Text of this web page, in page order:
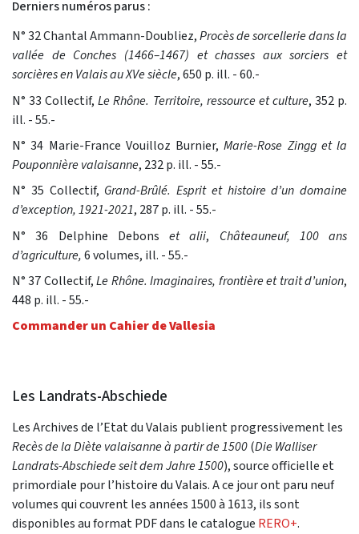
Derniers numéros parus :
N° 32 Chantal Ammann-Doubliez,Procès de sorcellerie dans la
vallée de Conches (1466–1467) et chasses aux sorciers et
sorcières en Valais au XVe siècle, 650 p. ill. - 60.-
N° 33 Collectif,Le Rhône. Territoire, ressource et culture, 352 p.
ill. - 55.-
N° 34 Marie-France Vouilloz Burnier, Marie-Rose Zingg et la
Pouponnière valaisanne, 232 p. ill. - 55.-
N° 35 Collectif, Grand-Brûlé. Esprit et histoire d’un domaine
d’exception, 1921-2021, 287 p. ill. - 55.-
N° 36 Delphine Debons et alii, Châteauneuf, 100 ans
d’agriculture,6 volumes, ill. - 55.-
N° 37 Collectif,Le Rhône. Imaginaires, frontière et trait d’union,
448 p. ill. - 55.-
Commander un Cahier de Vallesia
Les Landrats-Abschiede
Les Archives de l’Etat du Valais publient progressivement les
Recès de la Diète valaisanneà partir de 1500(Die Walliser
Landrats-Abschiede seit dem Jahre 1500), source officielle et
primordiale pour l’histoire du Valais. A ce jour ont paru neuf
volumes qui couvrent les années 1500 à 1613, ils sont
disponibles au format PDF dans le catalogue RERO+.